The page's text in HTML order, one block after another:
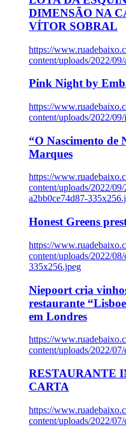
DIMENSÃO NA
VÍTOR SOBRAL
https://
content/uploads/2022/
Pink Night by
https://
content/uploads/2022/
“O Nascimento de
Marques
https://
content/uploads/2022/
a2bb0ce74d87-
Honest Greens
https://
content/uploads/2022/
335x256.jpeg
Niepoort cria
restaurante
em Londres
https://
content/uploads/2022/
RESTAURANTE
CARTA
https://
content/uploads/2022/